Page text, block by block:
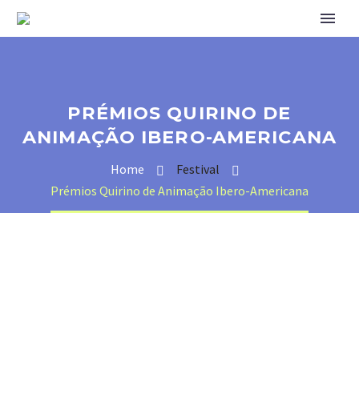
PRÉMIOS QUIRINO DE
ANIMAÇÃO IBERO-AMERICANA
Home
Festival
Prémios Quirino de Animação Ibero-Americana